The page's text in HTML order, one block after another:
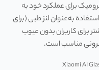
برای عملکرد خود به
به‌عنوان لنز طبی (برای
برای کاربران بدون عیوب
مناسب است.